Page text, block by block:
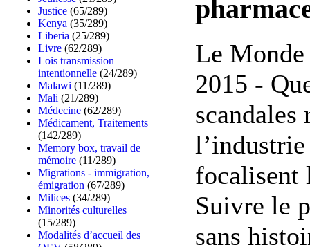
Justice (65/289)
Kenya (35/289)
Liberia (25/289)
Livre (62/289)
Lois transmission
intentionnelle (24/289)
Malawi (11/289)
Mali (21/289)
Médecine (62/289)
Médicament, Traitements
(142/289)
Memory box, travail de
mémoire (11/289)
Migrations - immigration,
émigration (67/289)
Milices (34/289)
Minorités culturelles
(15/289)
Modalités d’accueil des
Le
2015 -
focalisent
Suivre le
sans